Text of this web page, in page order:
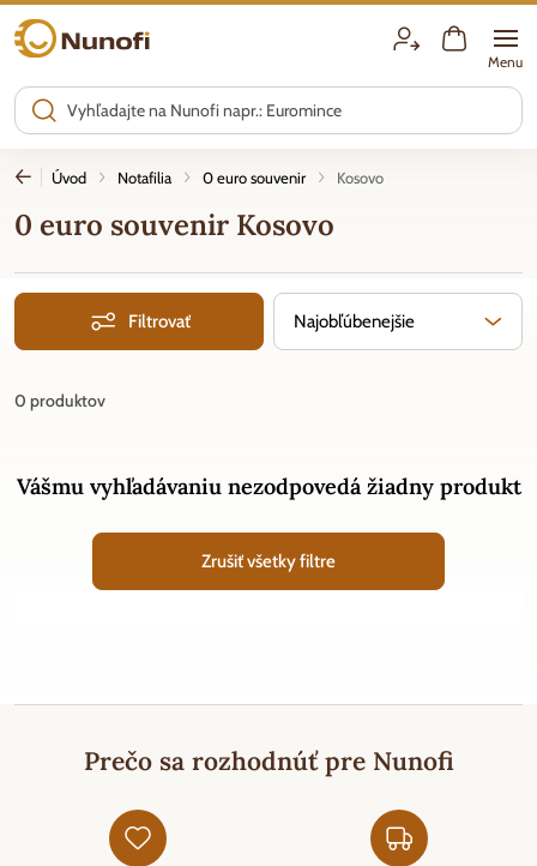
Nunofi.sk
Menu
Úvod Notafilia 0 euro souvenir Kosovo
0 euro souvenir Kosovo
Filtrovať Najobľúbenejšie
0 produktov
Vášmu vyhľadávaniu nezodpovedá žiadny produkt
Zrušiť všetky filtre
Prečo sa rozhodnúť pre Nunofi